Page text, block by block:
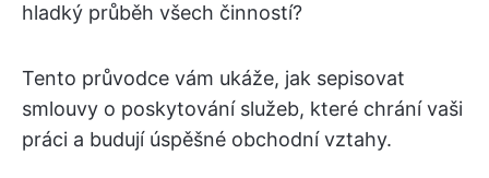
hladký průběh všech činností?
Tento průvodce vám ukáže, jak sepisovat
smlouvy o poskytování služeb, které chrání vaši
práci a budují úspěšné obchodní vztahy.